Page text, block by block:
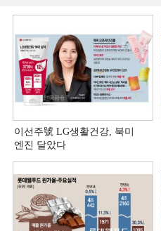
이선주號 LG생활건강, 북미
엔진 달았다